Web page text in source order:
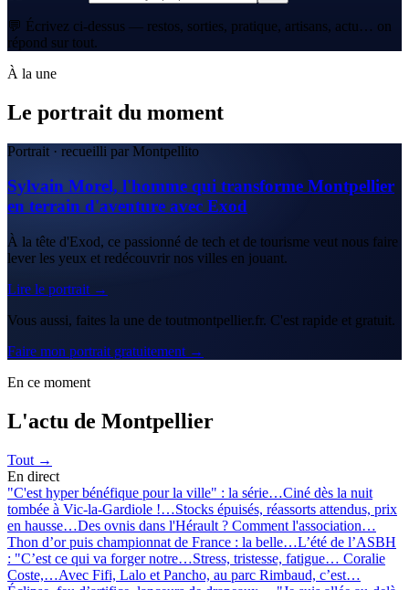
💬 Écrivez ci-dessus — restos, sorties, pratique, artisans, actu… on
répond sur tout.
À la une
Le portrait du moment
Portrait · recueilli par Montpellito
Sylvain Morel, l'homme qui transforme Montpellier
en terrain d'aventure avec Exod
À la tête d'Exod, ce passionné de tech et de tourisme veut nous faire
lever les yeux et redécouvrir nos villes en jouant.
Lire le portrait →
Vous aussi, faites la une de toutmontpellier.fr. C'est rapide et gratuit.
Faire mon portrait gratuitement →
En ce moment
L'actu de Montpellier
Tout →
En direct
"C'est hyper bénéfique pour la ville" : la série…Ciné dès la nuit
tombée à Vic-la-Gardiole !…Stocks épuisés, réassorts attendus, prix
en hausse…Des ovnis dans l'Hérault ? Comment l'association…
Thon d’or puis championnat de France : la belle…L’été de l’ASBH
: "C’est ce qui va forger notre…Stress, tristesse, fatigue… Coralie
Coste,…Avec Fifi, Lalo et Pancho, au parc Rimbaud, c’est…